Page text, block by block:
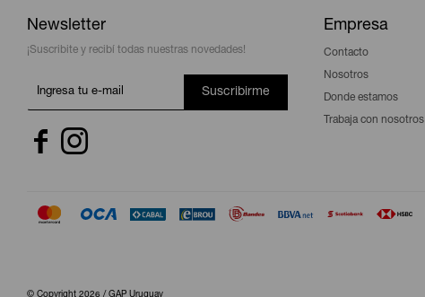
Newsletter
¡Suscribite y recibí todas nuestras novedades!
Suscribirme
 
Empresa
Contacto
Nosotros
Donde estamos
Trabaja con nosotros
© Copyright 2026 / GAP Uruguay